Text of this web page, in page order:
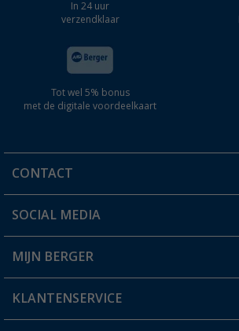
In 24 uur
verzendklaar
Tot wel 5% bonus
met de digitale voordeelkaart
CONTACT
Een vraag?
Winkel vinden
SOCIAL MEDIA
MIJN BERGER
Mijn account
KLANTENSERVICE